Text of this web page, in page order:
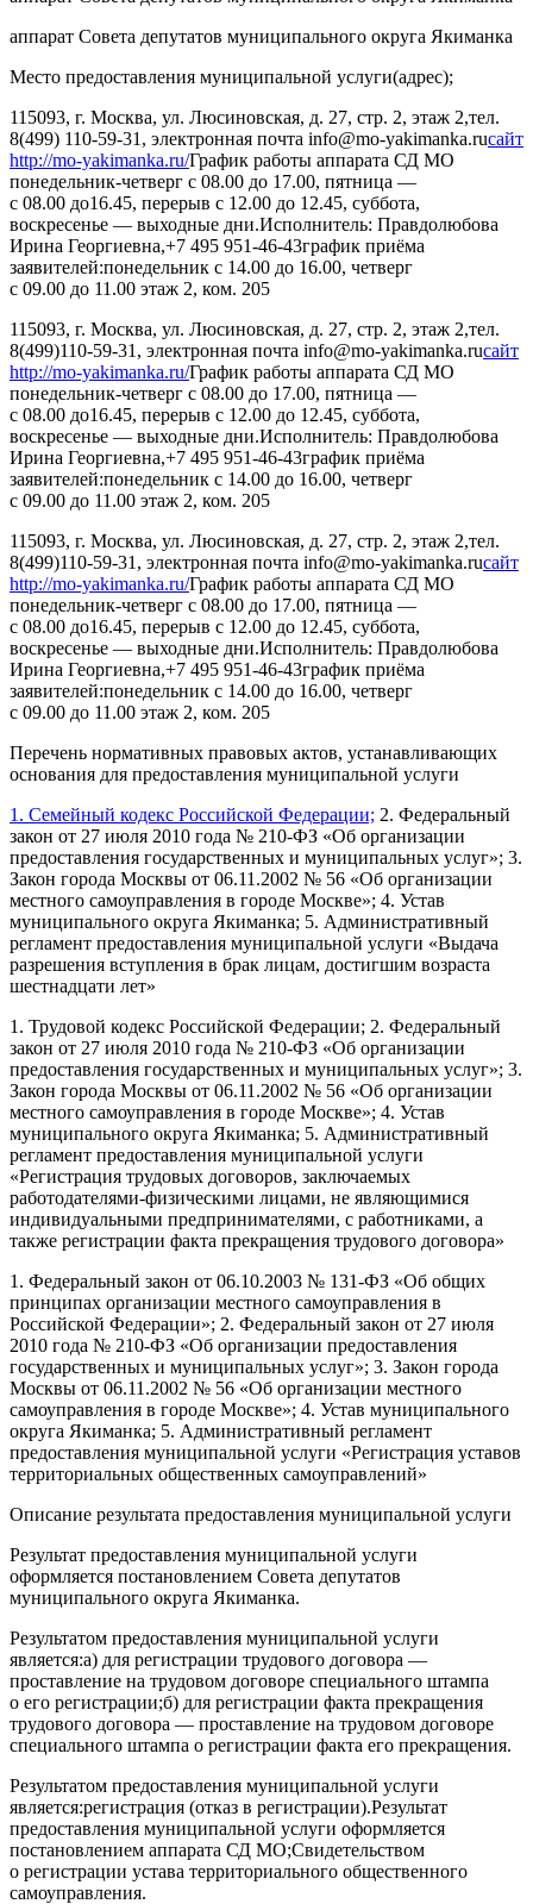
аппарат Совета депутатов муниципального округа Якиманка
Место предоставления муниципальной услуги(адрес);
115093, г. Москва, ул. Люсиновская, д. 27, стр. 2, этаж 2,тел.
8(499) 110-59-31, электронная почта info@mo-yakimanka.ruсайт
http://mo-yakimanka.ru/График работы аппарата СД МО
понедельник-четверг с 08.00 до 17.00, пятница —
с 08.00 до16.45, перерыв с 12.00 до 12.45, суббота,
воскресенье — выходные дни.Исполнитель: Правдолюбова
Ирина Георгиевна,+7 495 951-46-43график приёма
заявителей:понедельник с 14.00 до 16.00, четверг
с 09.00 до 11.00 этаж 2, ком. 205
115093, г. Москва, ул. Люсиновская, д. 27, стр. 2, этаж 2,тел.
8(499)110-59-31, электронная почта info@mo-yakimanka.ruсайт
http://mo-yakimanka.ru/График работы аппарата СД МО
понедельник-четверг с 08.00 до 17.00, пятница —
с 08.00 до16.45, перерыв с 12.00 до 12.45, суббота,
воскресенье — выходные дни.Исполнитель: Правдолюбова
Ирина Георгиевна,+7 495 951-46-43график приёма
заявителей:понедельник с 14.00 до 16.00, четверг
с 09.00 до 11.00 этаж 2, ком. 205
115093, г. Москва, ул. Люсиновская, д. 27, стр. 2, этаж 2,тел.
8(499)110-59-31, электронная почта info@mo-yakimanka.ruсайт
http://mo-yakimanka.ru/График работы аппарата СД МО
понедельник-четверг с 08.00 до 17.00, пятница —
с 08.00 до16.45, перерыв с 12.00 до 12.45, суббота,
воскресенье — выходные дни.Исполнитель: Правдолюбова
Ирина Георгиевна,+7 495 951-46-43график приёма
заявителей:понедельник с 14.00 до 16.00, четверг
с 09.00 до 11.00 этаж 2, ком. 205
Перечень нормативных правовых актов, устанавливающих
основания для предоставления муниципальной услуги
1. Семейный кодекс Российской Федерации; 2. Федеральный
закон от 27 июля 2010 года № 210-ФЗ «Об организации
предоставления государственных и муниципальных услуг»; 3.
Закон города Москвы от 06.11.2002 № 56 «Об организации
местного самоуправления в городе Москве»; 4. Устав
муниципального округа Якиманка; 5. Административный
регламент предоставления муниципальной услуги «Выдача
разрешения вступления в брак лицам, достигшим возраста
шестнадцати лет»
1. Трудовой кодекс Российской Федерации; 2. Федеральный
закон от 27 июля 2010 года № 210-ФЗ «Об организации
предоставления государственных и муниципальных услуг»; 3.
Закон города Москвы от 06.11.2002 № 56 «Об организации
местного самоуправления в городе Москве»; 4. Устав
муниципального округа Якиманка; 5. Административный
регламент предоставления муниципальной услуги
«Регистрация трудовых договоров, заключаемых
работодателями-физическими лицами, не являющимися
индивидуальными предпринимателями, с работниками, а
также регистрации факта прекращения трудового договора»
1. Федеральный закон от 06.10.2003 № 131-ФЗ «Об общих
принципах организации местного самоуправления в
Российской Федерации»; 2. Федеральный закон от 27 июля
2010 года № 210-ФЗ «Об организации предоставления
государственных и муниципальных услуг»; 3. Закон города
Москвы от 06.11.2002 № 56 «Об организации местного
самоуправления в городе Москве»; 4. Устав муниципального
округа Якиманка; 5. Административный регламент
предоставления муниципальной услуги «Регистрация уставов
территориальных общественных самоуправлений»
Описание результата предоставления муниципальной услуги
Результат предоставления муниципальной услуги
оформляется постановлением Совета депутатов
муниципального округа Якиманка.
Результатом предоставления муниципальной услуги
является:а) для регистрации трудового договора —
проставление на трудовом договоре специального штампа
о его регистрации;б) для регистрации факта прекращения
трудового договора — проставление на трудовом договоре
специального штампа о регистрации факта его прекращения.
Результатом предоставления муниципальной услуги
является:регистрация (отказ в регистрации).Результат
предоставления муниципальной услуги оформляется
постановлением аппарата СД МО;Свидетельством
о регистрации устава территориального общественного
самоуправления.